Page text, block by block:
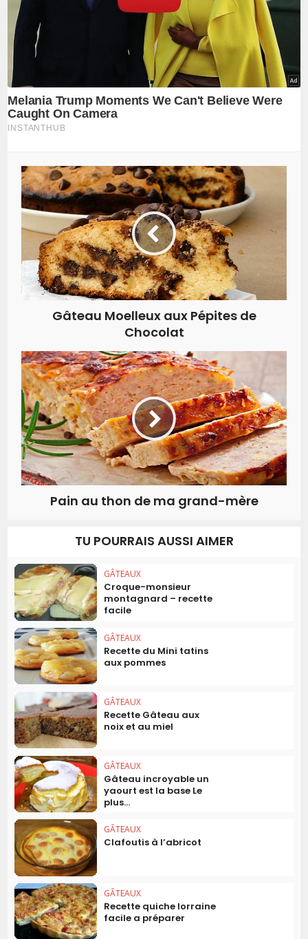
Gâteau Moelleux aux Pépites de
Chocolat
Pain au thon de ma grand-mère
TU POURRAIS AUSSI AIMER
GÂTEAUX
Croque-monsieur
montagnard – recette
facile
GÂTEAUX
Recette du Mini tatins
aux pommes
GÂTEAUX
Recette Gâteau aux
noix et au miel
GÂTEAUX
Gâteau incroyable un
yaourt est la base Le
plus...
GÂTEAUX
Clafoutis à l’abricot
GÂTEAUX
Recette quiche lorraine
facile a préparer